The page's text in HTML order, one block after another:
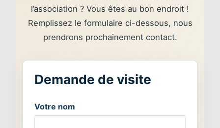
l’association ? Vous êtes au bon endroit !
Remplissez le formulaire ci-dessous, nous
prendrons prochainement contact.
Votre nom